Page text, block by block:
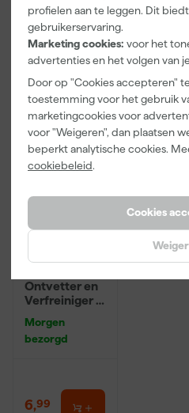
profielen aan te leggen. Dit
gebruikerservaring.
Marketing cookies: voor het
advertenties en het volgen van
Door op "Cookies accepteren"
toestemming voor het gebruik
marketingcookies voor
voor "Weigeren", dan plaatsen
beperkt analytische cookies.
cookiebeleid.
Cookies
3,99 2,99
Ontvetter en
Verfreiniger –
Morgen
bezorgd
6,99